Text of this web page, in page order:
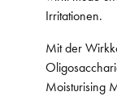
Irritationen.
Mit der
Moisturising